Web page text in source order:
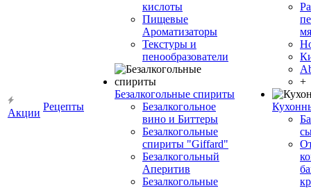
Акции
Рецепты
кислоты
Пищевые
Ароматизаторы
Текстуры и
пенообразователи
Безалкогольные спириты
Безалкогольное
вино и Биттеры
Безалкогольные
спириты "Giffard"
Безалкогольный
Аперитив
Безалкогольные
+